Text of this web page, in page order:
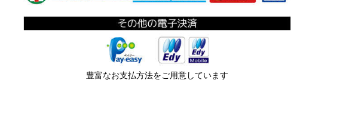
豊富なお支払方法をご用意しています